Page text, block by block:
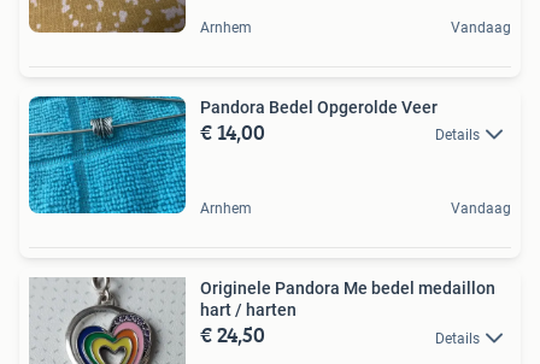
Arnhem Vandaag
Pandora Bedel Opgerolde Veer
€ 14,00 Details
Arnhem Vandaag
Originele Pandora Me bedel medaillon
hart / harten
€ 24,50 Details